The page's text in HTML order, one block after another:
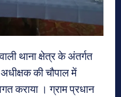
थाना क्षेत्र के अंतर्गत
की चौपाल में
कराया । ग्राम प्रधान